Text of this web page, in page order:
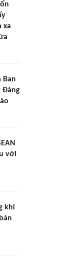
xa
Ban
Đảng
với
khi